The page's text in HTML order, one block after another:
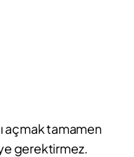
açmak tamamen
gerektirmez.